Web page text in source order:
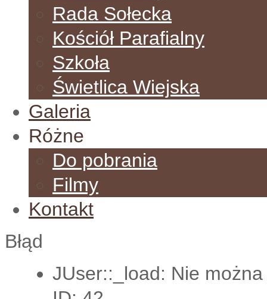
Rada Sołecka
Kościół Parafialny
Szkoła
Świetlica Wiejska
Galeria
Różne
Do pobrania
Filmy
Kontakt
Błąd
JUser::_load: Nie